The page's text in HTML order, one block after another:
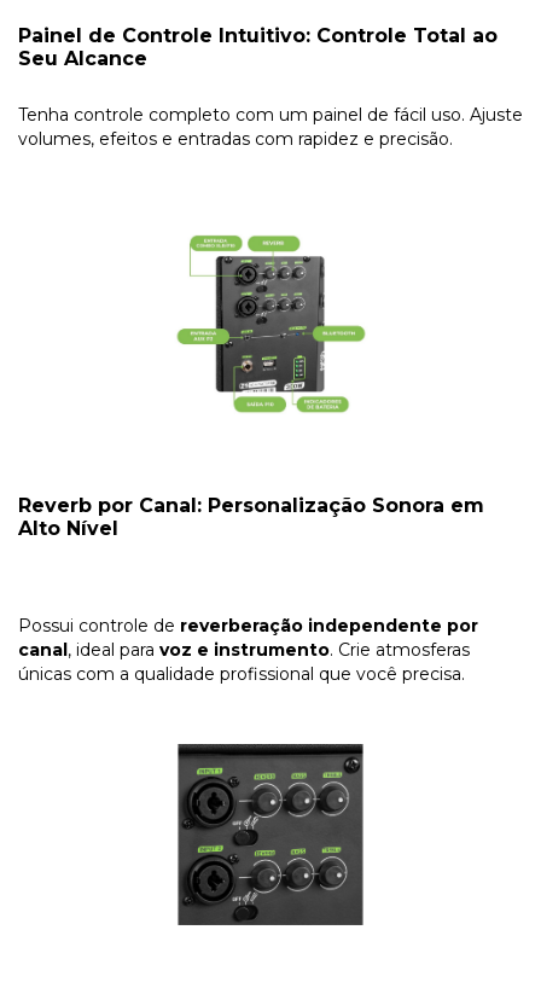
Painel de Controle Intuitivo: Controle Total ao
Seu Alcance
Tenha controle completo com um painel de fácil uso. Ajuste
volumes, efeitos e entradas com rapidez e precisão.
Reverb por Canal: Personalização Sonora em
Alto Nível
Possui controle de reverberação independente por
canal, ideal para voz e instrumento. Crie atmosferas
únicas com a qualidade profissional que você precisa.